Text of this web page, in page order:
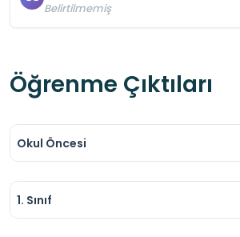
Belirtilmemiş
Öğrenme Çıktıları
Okul Öncesi
1. Sınıf